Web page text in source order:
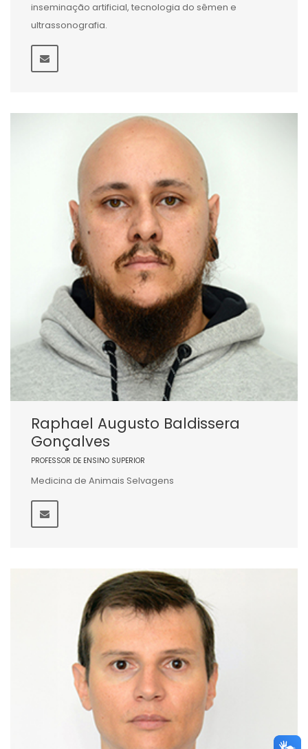
inseminação artificial, tecnologia do sêmen e
ultrassonografia.
Raphael Augusto Baldissera
Gonçalves
PROFESSOR DE ENSINO SUPERIOR
Medicina de Animais Selvagens